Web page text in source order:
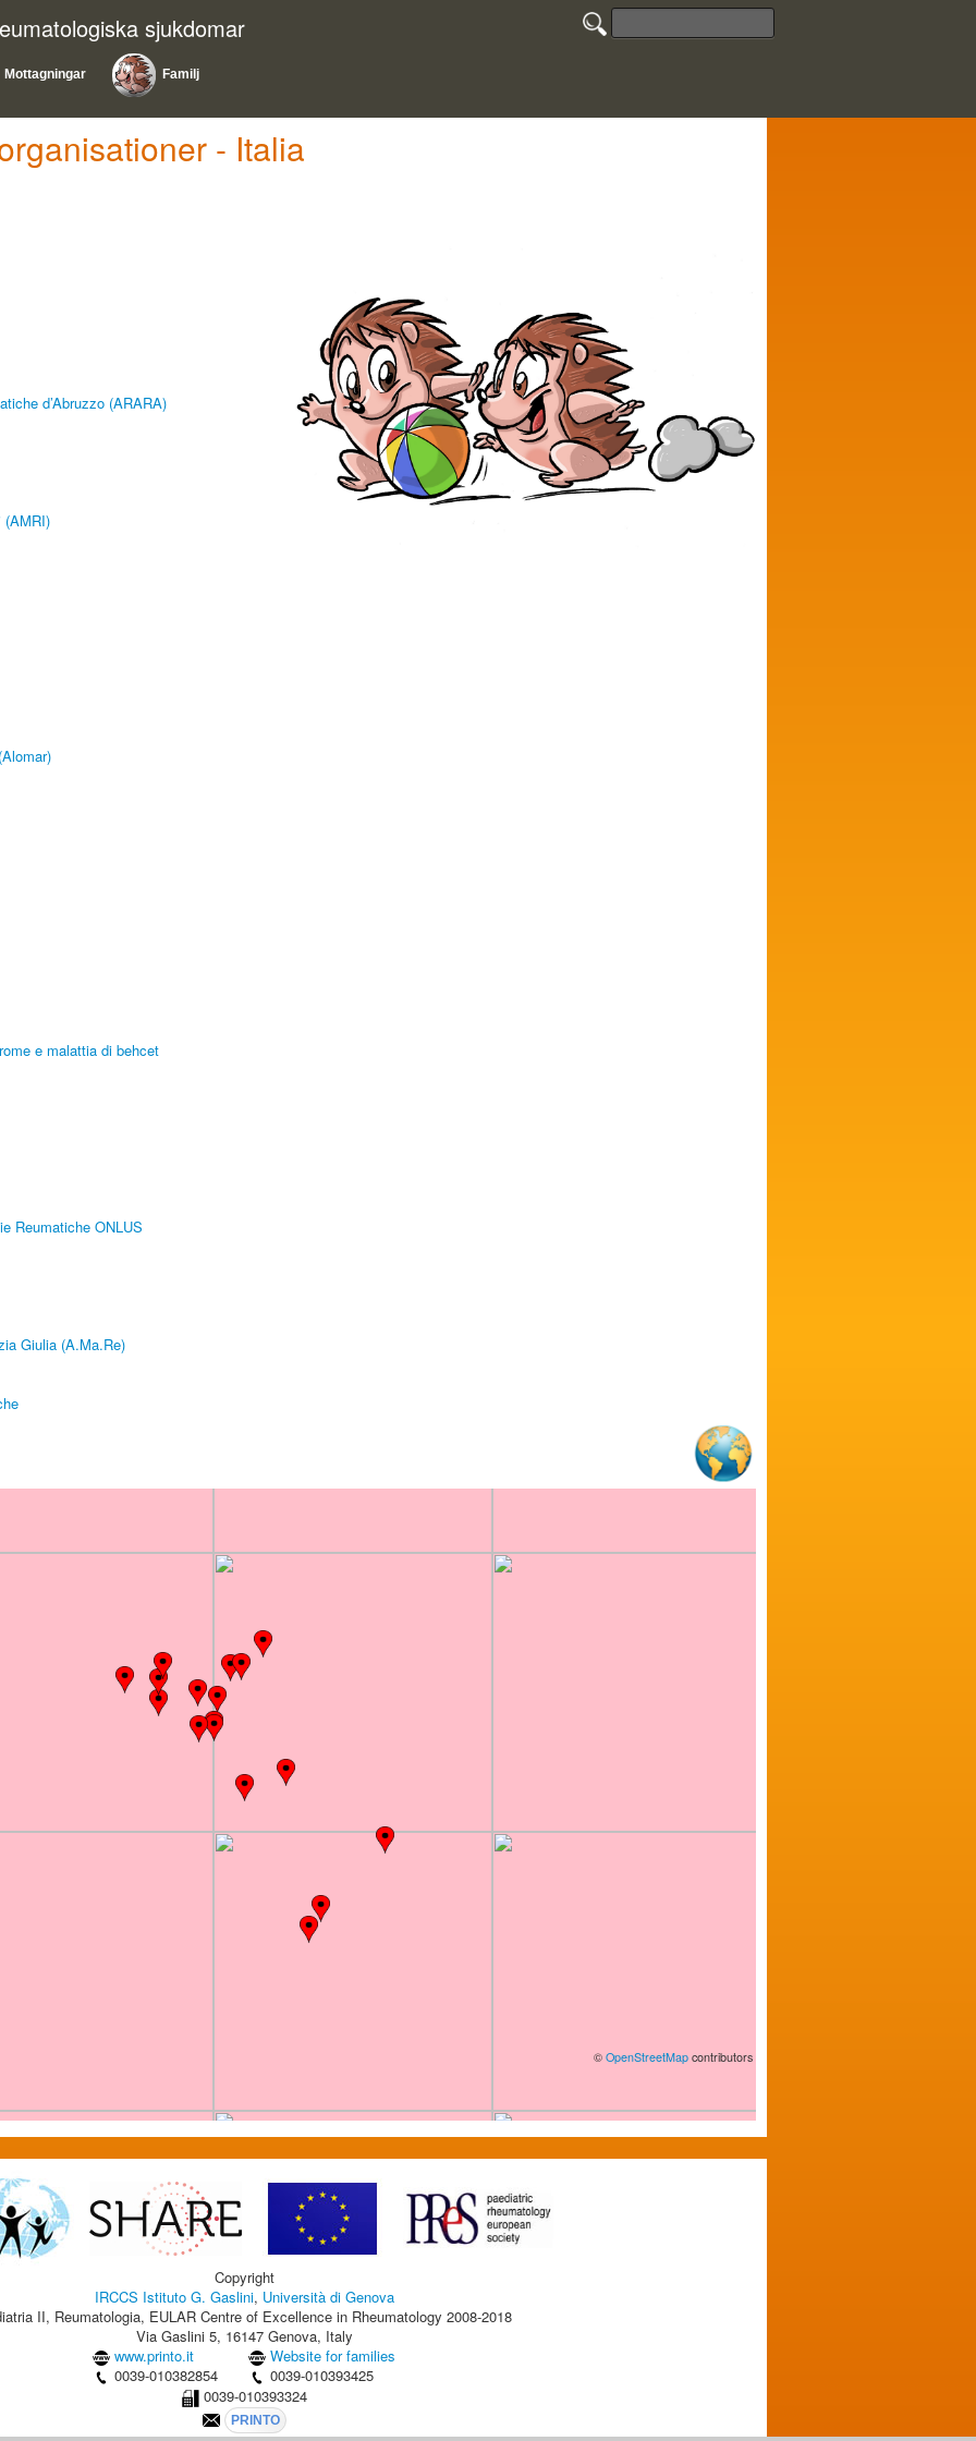
sjukdomar
Mottagningar Familj
- Italia
d’Abruzzo (ARARA)
(AMRI)
e malattia di behcet
Reumatiche ONLUS
Giulia (A.Ma.Re)
© OpenStreetMap contributors
Copyright
IRCCS Istituto G. Gaslini, Università di Genova
II, Reumatologia, EULAR Centre of Excellence in Rheumatology 2008-2018
Via Gaslini 5, 16147 Genova, Italy
www.printo.it
Website for families
0039-010382854
0039-010393425
0039-010393324